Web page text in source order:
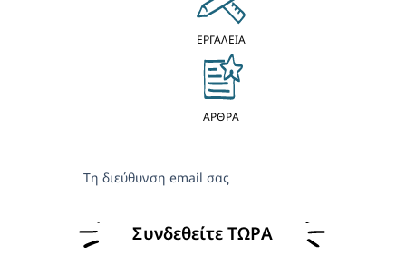
ΕΡΓΑΛΕΙΑ
ΑΡΘΡΑ
Τη διεύθυνση email σας
Συνδεθείτε ΤΩΡΑ